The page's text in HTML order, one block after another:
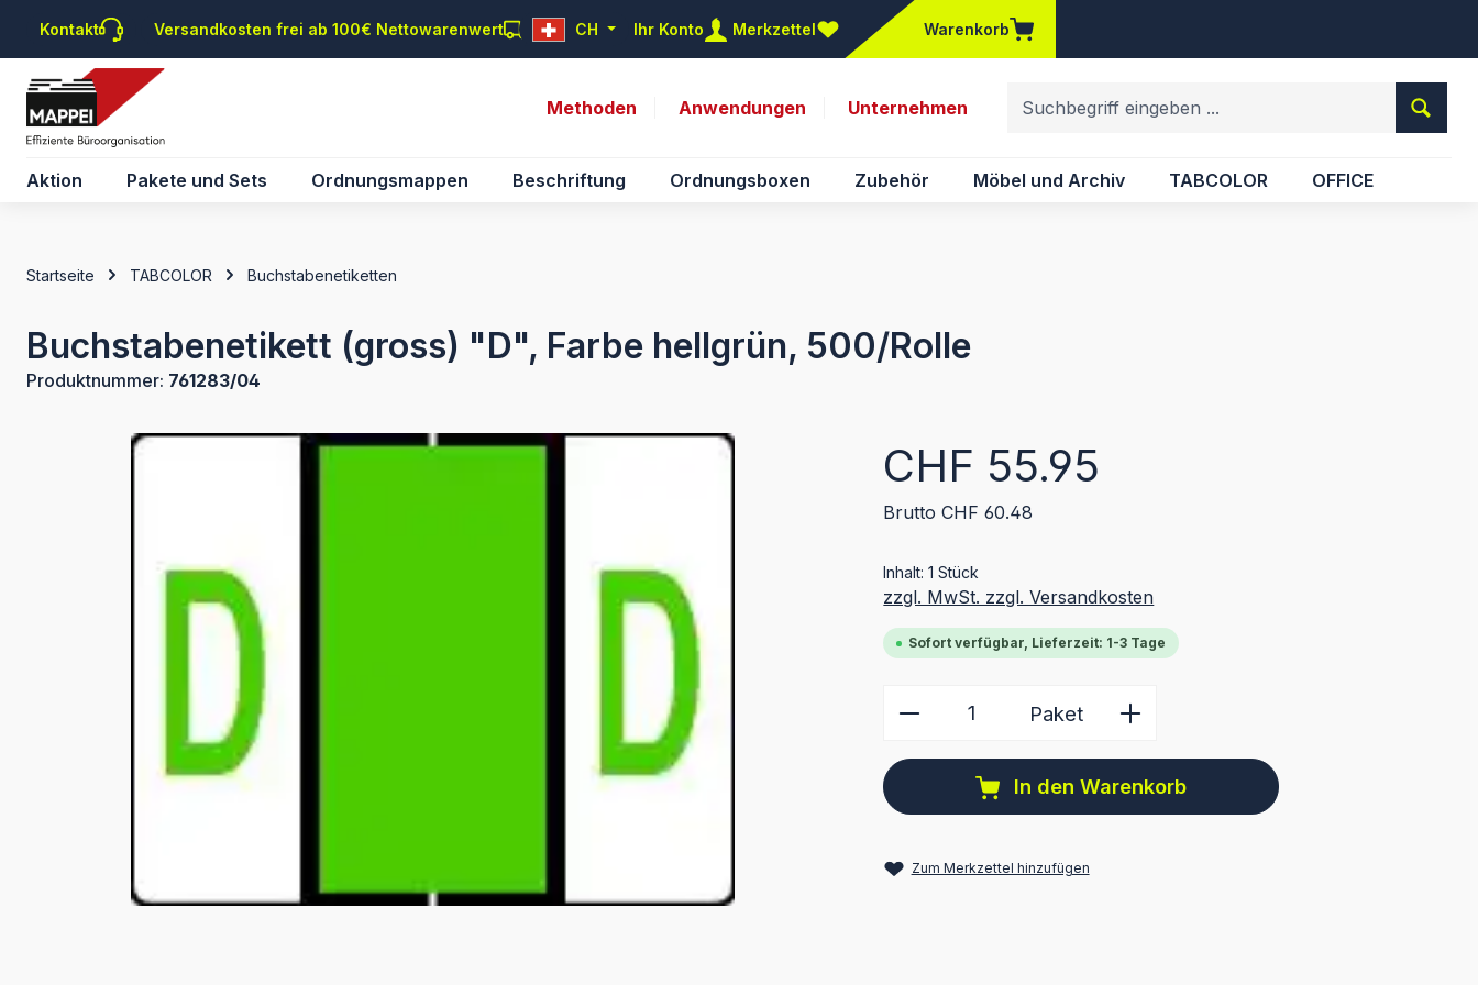
Hauptinhalt springen
Zur Suche springen
Zur Hauptnavigation springen
Kontakt Versandkosten frei ab 100€ Nettowarenwert CH Ihr Konto Merkzettel
Du hast 0 Produkte auf dem Merkzettel
Warenkorb
Methoden Anwendungen Unternehmen
Aktion Pakete und Sets Ordnungsmappen Beschriftung Ordnungsboxen Zubehör Möbel und Archiv TABCOLOR OFFICE
Startseite TABCOLOR Buchstabenetiketten
Buchstabenetikett (gross) "D", Farbe hellgrün, 500/Rolle
Produktnummer: 761283/04
Bildergalerie überspringen Regulärer Preis:
CHF 55.95
Brutto CHF 60.48
Inhalt:1 Stück
zzgl. MwSt. zzgl. Versandkosten
Sofort verfügbar, Lieferzeit: 1-3 Tage
Produkt Anzahl: Gib den gewünschten Wert
Paket
In den Warenkorb
Zum Merkzettel hinzufügen